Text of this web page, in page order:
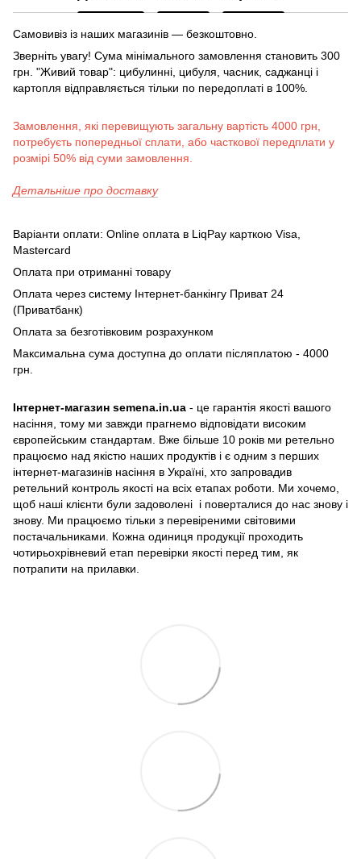
Самовивіз із наших магазинів — безкоштовно.
Зверніть увагу! Сума мінімального замовлення становить 300
грн. "Живий товар": цибулинні, цибуля, часник, саджанці і
картопля відправляється тільки по передоплаті в 100%.
Замовлення, які перевищують загальну вартість 4000 грн,
потребуєть попередньої сплати, або часткової передплати у
розмірі 50% від суми замовлення.
Детальніше про доставку
Варіанти оплати: Online оплата в LiqPay карткою Visa,
Mastercard
Оплата при отриманні товару
Оплата через систему Інтернет-банкінгу Приват 24
(Приватбанк)
Оплата за безготівковим розрахунком
Максимальна сума доступна до оплати післяплатою - 4000
грн.
Інтернет-магазин semena.in.ua - це гарантія якості вашого
насіння, тому ми завжди прагнемо відповідати високим
європейським стандартам. Вже більше 10 років ми ретельно
працюємо над якістю наших продуктів і є одним з перших
інтернет-магазинів насіння в Україні, хто запровадив
ретельний контроль якості на всіх етапах роботи. Ми хочемо,
щоб наші клієнти були задоволені і поверталися до нас знову і
знову. Ми працюємо тільки з перевіреними світовими
постачальниками. Кожна одиниця продукції проходить
чотирьохрівневий етап перевірки якості перед тим, як
потрапити на прилавки.